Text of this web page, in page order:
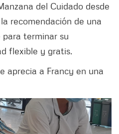
del Cuidado desde
recomendación de una
para terminar su
flexible y gratis.
aprecia a Francy en una